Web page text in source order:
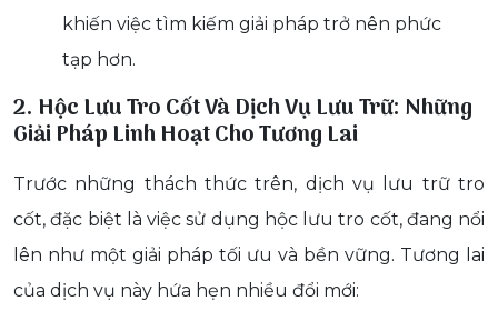
khiến việc tìm kiếm giải pháp trở nên phức
tạp hơn.
2. Hộc Lưu Tro Cốt Và Dịch Vụ Lưu Trữ: Những
Giải Pháp Linh Hoạt Cho Tương Lai
Trước những thách thức trên, dịch vụ lưu trữ tro
cốt, đặc biệt là việc sử dụng hộc lưu tro cốt, đang nổi
lên như một giải pháp tối ưu và bền vững. Tương lai
của dịch vụ này hứa hẹn nhiều đổi mới: